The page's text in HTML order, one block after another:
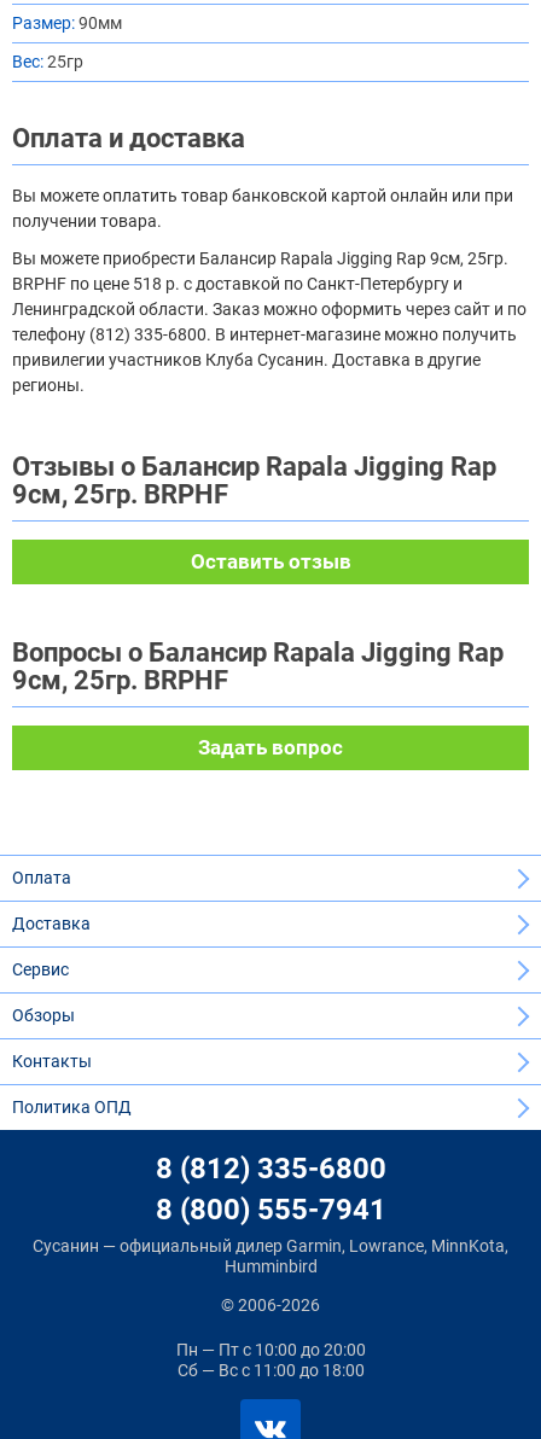
Размер:90мм
Вес:25гр
Оплата и доставка
Вы можете оплатить товар банковской картой онлайн или при
получении товара.
Вы можете приобрести Балансир Rapala Jigging Rap 9см, 25гр.
BRPHF по цене 518 р. с доставкой по Санкт-Петербургу и
Ленинградской области. Заказ можно оформить через сайт и по
телефону (812) 335-6800. В интернет-магазине можно получить
привилегии участников Клуба Сусанин. Доставка в другие
регионы.
Отзывы о Балансир Rapala Jigging Rap
9см, 25гр. BRPHF
Оставить отзыв
Вопросы о Балансир Rapala Jigging Rap
9см, 25гр. BRPHF
Задать вопрос
Оплата
Доставка
Сервис
Обзоры
Контакты
Политика ОПД
8 (812) 335-6800
8 (800) 555-7941
Сусанин — официальный дилер Garmin, Lowrance, MinnKota,
Humminbird
© 2006-2026
Пн — Птс 10:00 до 20:00
Сб — Всс 11:00 до 18:00